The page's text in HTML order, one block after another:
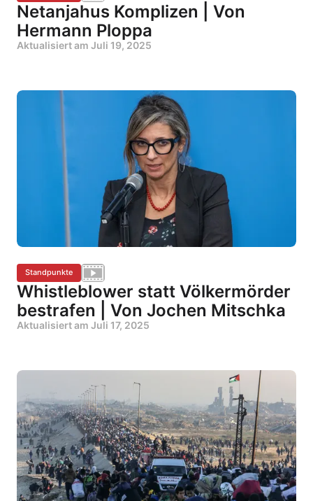
Netanjahus Komplizen | Von
Hermann Ploppa
Aktualisiert am Juli 19, 2025
Standpunkte
Whistleblower statt Völkermörder
bestrafen | Von Jochen Mitschka
Aktualisiert am Juli 17, 2025